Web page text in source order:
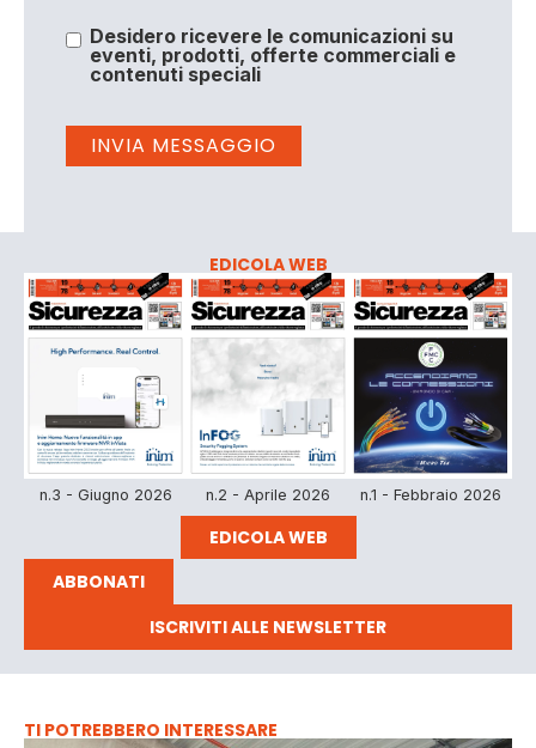
Desidero ricevere le comunicazioni su
eventi, prodotti, offerte commerciali e
contenuti speciali
EDICOLA WEB
n.3 - Giugno 2026 n.2 - Aprile 2026 n.1 - Febbraio 2026
EDICOLA WEB
ABBONATI
ISCRIVITI ALLE NEWSLETTER
TI POTREBBERO INTERESSARE